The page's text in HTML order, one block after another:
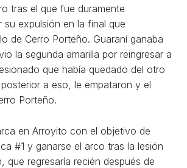
tras el que fue duramente
su expulsión en la final que
de Cerro Porteño. Guaraní ganaba
la segunda amarilla por reingresar a
que había quedado del otro
a eso, le empataron y el
Porteño.
en Arroyito con el objetivo de
#1 y ganarse el arco tras la lesión
que regresaría recién después de